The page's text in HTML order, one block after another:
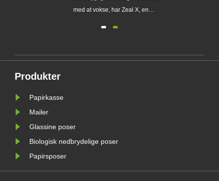
med at vokse, har Zeal X, en
Glassine Paper Bag-serie. Designet
Produkter
Papirkasse
Mailer
Glassine poser
Biologisk nedbrydelige poser
Papirsposer